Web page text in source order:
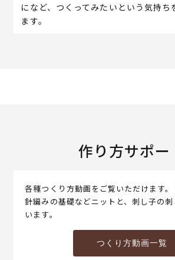
になど、つくってみたいという気持ち
ます。
作り方サポー
各種つくり方動画をご覧いただけます
針編みの基礎などニットと、刺し子の
います。
つくり方動画一覧